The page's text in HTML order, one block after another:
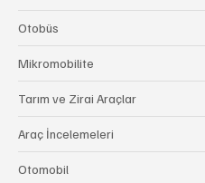
Otobüs
Mikromobilite
Tarım ve Zirai Araçlar
Araç İncelemeleri
Otomobil